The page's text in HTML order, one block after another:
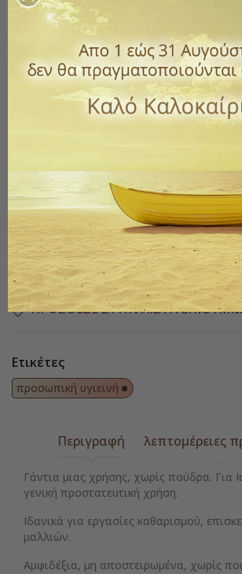
Γάντια μιας χρήσης, χωρίς πούδρα. Για
προστατευτική χρήση.
Ιδανικά για εργασίες καθαρισμού,
Αμφιδέξια, μη αποστειρωμένα, χωρίς
Κάθε κουτί περιέχει 100 τεμάχια.
Ποσότητα
ΑΓΟΡΆ
Διαθέσιμο
Παράδοση 1 έως 3 ημέρες
ΠΡΌΣΘΕΣΕ ΣΤΗΝ ΛΊΣΤΑ
Ετικέτες
προσωπική υγιεινή
Περιγραφή λεπτομέρειες
Γάντια μιας χρήσης, χωρίς πούδρα. Για
γενική προστατευτική χρήση.
Ιδανικά για εργασίες καθαρισμού,
μαλλιών.
Αμφιδέξια, μη αποστειρωμένα, χωρίς